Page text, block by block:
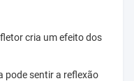
cria um efeito dos
pode sentir a reflexão